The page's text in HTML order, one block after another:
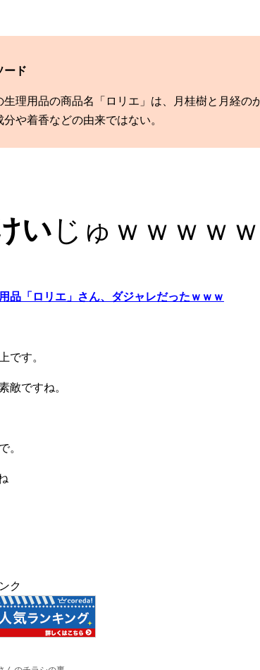
ード
生理用品の商品名「ロリエ」は、月桂樹と月経の
分や着香などの由来ではない。
い じゅｗｗｗｗ
品「ロリエ」さん、ダジャレだったｗｗｗ
です。
敵ですね。
。
ク